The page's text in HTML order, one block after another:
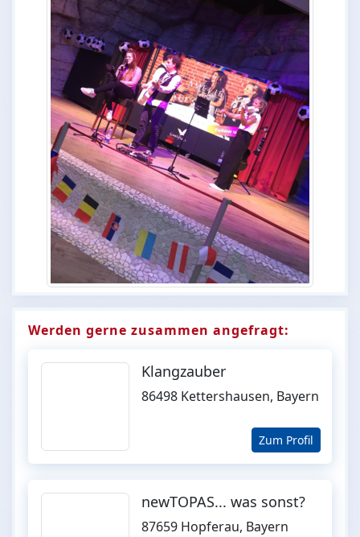
Werden gerne zusammen angefragt:
Klangzauber
86498 Kettershausen, Bayern
Zum Profil
newTOPAS... was sonst?
87659 Hopferau, Bayern